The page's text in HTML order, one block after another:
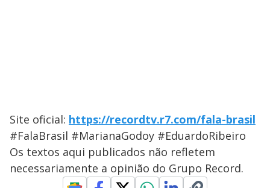
Site oficial: https://recordtv.r7.com/fala-brasil
#FalaBrasil #MarianaGodoy #EduardoRibeiro
Os textos aqui publicados não refletem
necessariamente a opinião do Grupo Record.